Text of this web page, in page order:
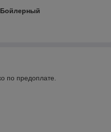
Бойлерный
по предоплате.